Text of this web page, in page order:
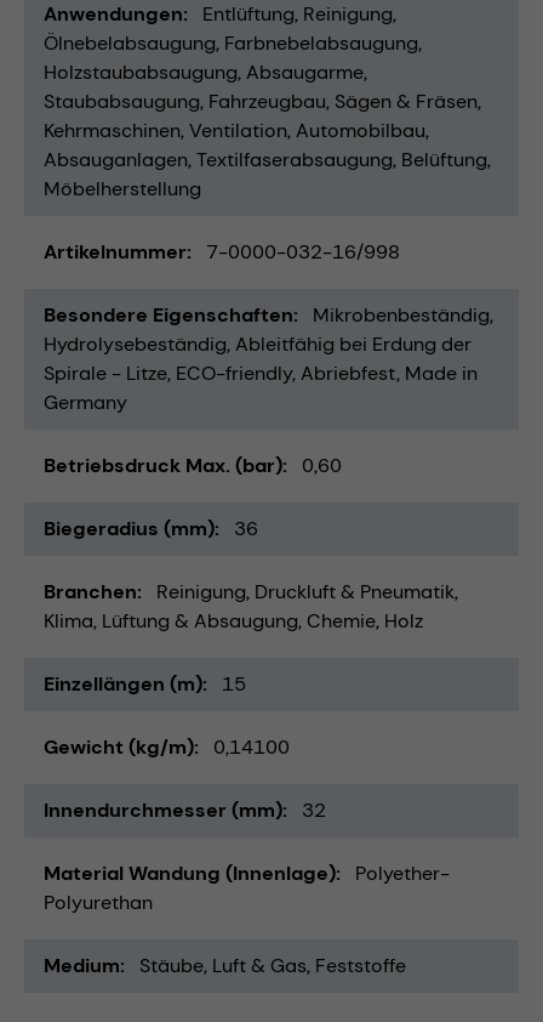
Anwendungen Entlüftung Reinigung
Ölnebelabsaugung Farbnebelabsaugung
Holzstaubabsaugung Absaugarme
Staubabsaugung Fahrzeugbau Sägen & Fräsen
Kehrmaschinen Ventilation Automobilbau
Absauganlagen Textilfaserabsaugung Belüftung
Möbelherstellung
Artikelnummer 7-0000-032-16/998
Besondere Eigenschaften
Mikrobenbeständig
Hydrolysebeständig Ableitfähig bei Erdung der
Spirale - Litze ECO-friendly Abriebfest Made in
Germany
Betriebsdruck Max. (bar) 0,60
Biegeradius (mm) 36
Branchen Reinigung Druckluft & Pneumatik
Klima, Lüftung & Absaugung Chemie Holz
Einzellängen (m) 15
Gewicht (kg/m) 0,14100
Innendurchmesser (mm) 32
Material Wandung (Innenlage)
Polyether-
Polyurethan
Medium Stäube Luft & Gas Feststoffe